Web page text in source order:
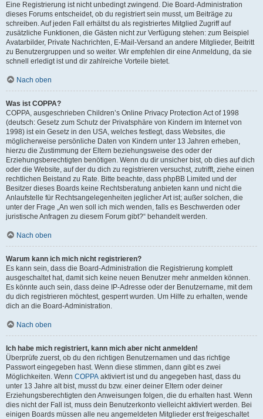
Eine Registrierung ist nicht unbedingt zwingend. Die Board-Administration
dieses Forums entscheidet, ob du registriert sein musst, um Beiträge zu
schreiben. Auf jeden Fall erhältst du als registriertes Mitglied Zugriff auf
zusätzliche Funktionen, die Gästen nicht zur Verfügung stehen: zum Beispiel
Avatarbilder, Private Nachrichten, E-Mail-Versand an andere Mitglieder, Beitritt
zu Benutzergruppen und so weiter. Wir empfehlen dir eine Anmeldung, da sie
schnell erledigt ist und dir zahlreiche Vorteile bietet.
Nach oben
Was ist COPPA?
COPPA, ausgeschrieben Children’s Online Privacy Protection Act of 1998
(deutsch: Gesetz zum Schutz der Privatsphäre von Kindern im Internet von
1998) ist ein Gesetz in den USA, welches festlegt, dass Websites, die
möglicherweise persönliche Daten von Kindern unter 13 Jahren erheben,
hierzu die Zustimmung der Eltern beziehungsweise des oder der
Erziehungsberechtigten benötigen. Wenn du dir unsicher bist, ob dies auf dich
oder die Website, auf der du dich zu registrieren versuchst, zutrifft, ziehe einen
rechtlichen Beistand zu Rate. Bitte beachte, dass phpBB Limited und der
Besitzer dieses Boards keine Rechtsberatung anbieten kann und nicht die
Anlaufstelle für Rechtsangelegenheiten jeglicher Art ist; außer solchen, die
unter der Frage „An wen soll ich mich wenden, falls es Beschwerden oder
juristische Anfragen zu diesem Forum gibt?“ behandelt werden.
Nach oben
Warum kann ich mich nicht registrieren?
Es kann sein, dass die Board-Administration die Registrierung komplett
ausgeschaltet hat, damit sich keine neuen Benutzer mehr anmelden können.
Es könnte auch sein, dass deine IP-Adresse oder der Benutzername, mit dem
du dich registrieren möchtest, gesperrt wurden. Um Hilfe zu erhalten, wende
dich an die Board-Administration.
Nach oben
Ich habe mich registriert, kann mich aber nicht anmelden!
Überprüfe zuerst, ob du den richtigen Benutzernamen und das richtige
Passwort eingegeben hast. Wenn diese stimmen, dann gibt es zwei
Möglichkeiten. Wenn COPPA aktiviert ist und du angegeben hast, dass du
unter 13 Jahre alt bist, musst du bzw. einer deiner Eltern oder deiner
Erziehungsberechtigten den Anweisungen folgen, die du erhalten hast. Wenn
dies nicht der Fall ist, muss dein Benutzerkonto vielleicht aktiviert werden. Bei
einigen Boards müssen alle neu angemeldeten Mitglieder erst freigeschaltet